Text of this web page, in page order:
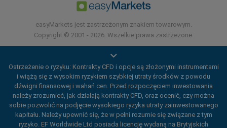
easyMarkets jest zastrzeżonym znakiem towarowym.
Copyright © 2001 - 2026. Wszelkie prawa zastrzeżone.
Ostrzeżenie o ryzyku: Kontrakty CFD i opcje są złożonymi instrumentami
i wiążą się z wysokim ryzykiem szybkiej utraty środków z powodu
dźwigni finansowej i wahań cen. Przed rozpoczęciem inwestowania
należy zrozumieć, jak działają kontrakty CFD, oraz ocenić, czy można
sobie pozwolić na podjęcie wysokiego ryzyka utraty zainwestowanego
kapitału. Należy upewnić się, że w pełni rozumie się związane z tym
ryzyko. EF Worldwide Ltd posiada licencję wydaną na Brytyjskich